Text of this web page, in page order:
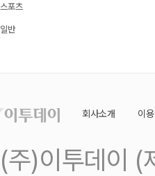
스포츠
일반
회사소개 이
(주)이투데이